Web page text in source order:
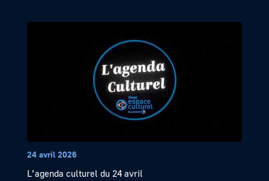
24 avril 2026
L’agenda culturel du 24 avril